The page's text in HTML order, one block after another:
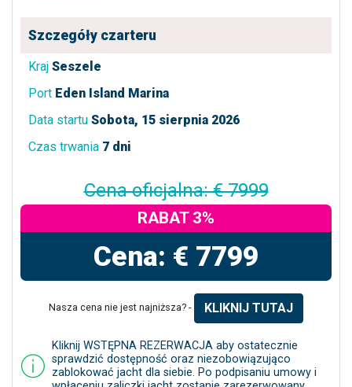
Szczegóły czarteru
Kraj Seszele
Port Eden Island Marina
Data startu Sobota, 15 sierpnia 2026
Czas trwania 7 dni
Cena oficjalna: € 7999
RABAT 3%
Cena: € 7799
Nasza cena nie jest najniższa? - KLIKNIJ TUTAJ
Kliknij WSTĘPNA REZERWACJA aby ostatecznie
sprawdzić dostępność oraz niezobowiązująco
zablokować jacht dla siebie. Po podpisaniu umowy i